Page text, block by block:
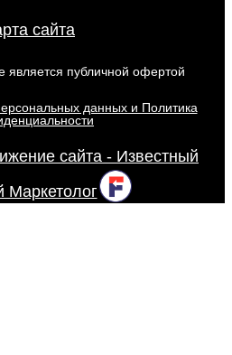
сайта
является публичной офертой
данных и Политика
сайта - Известный
Маркетолог